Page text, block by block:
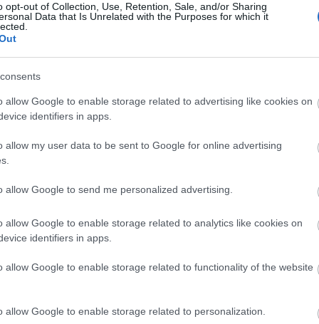
opt-out of Collection, Use, Retention, Sale, and/or Sharing
Data that Is Unrelated with the Purposes for which it
allow Google to enable storage related to advertising like cookies on
identifiers in apps.
allow my user data to be sent to Google for online advertising
allow Google to send me personalized advertising.
allow Google to enable storage related to analytics like cookies on
identifiers in apps.
allow Google to enable storage related to functionality of the website
allow Google to enable storage related to personalization.
(
(12